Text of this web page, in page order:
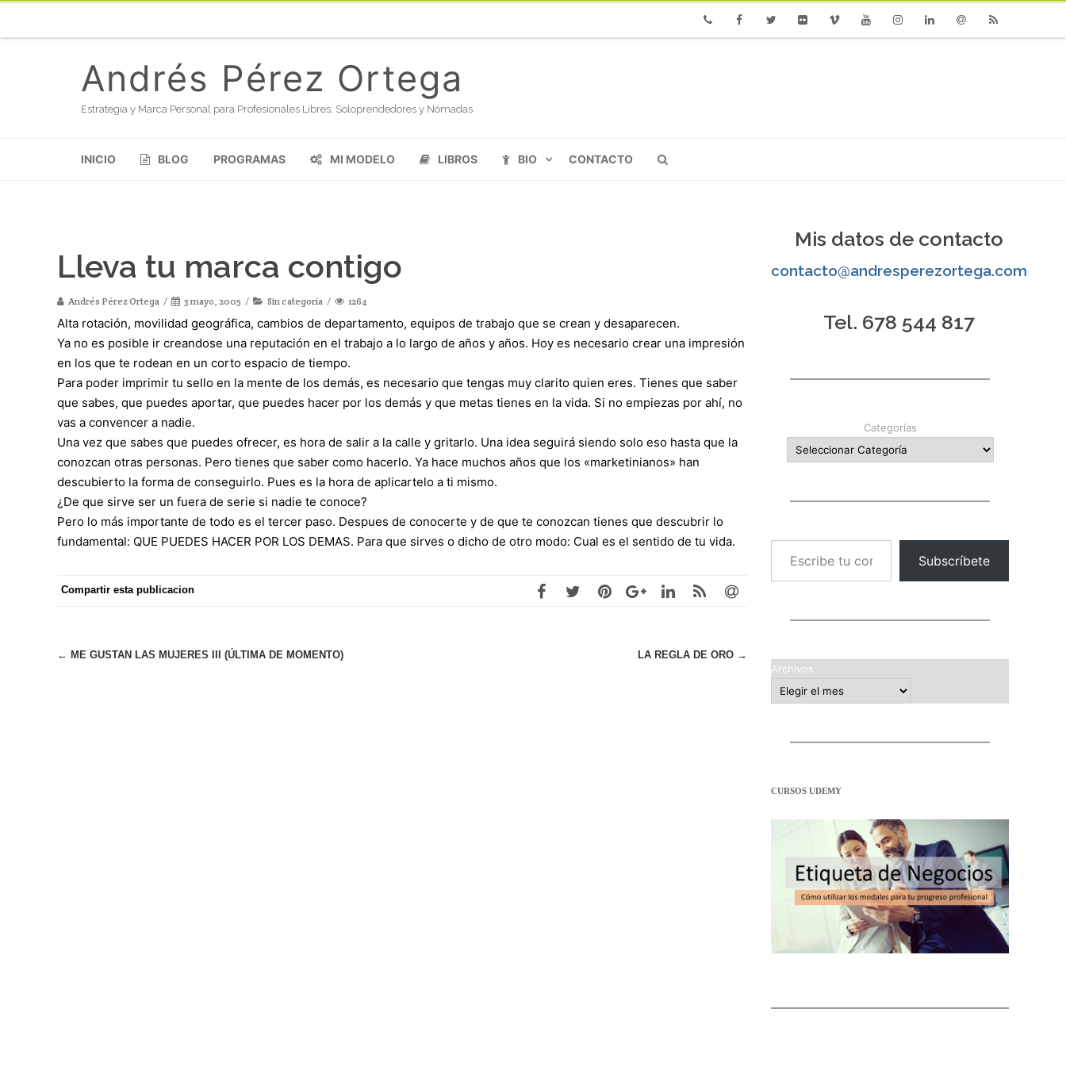
Andrés Pérez Ortega
Estrategia y Marca Personal para Profesionales Libres, Soloprendedores y Nómadas
INICIO BLOG PROGRAMAS MI MODELO LIBROS BIO CONTACTO
Lleva tu marca contigo
Andrés Pérez Ortega 3 mayo, 2005 Sin categoría 1264
Alta rotación, movilidad geográfica, cambios de departamento, equipos de trabajo que se crean y desaparecen.
Ya no es posible ir creandose una reputación en el trabajo a lo largo de años y años. Hoy es necesario crear una impresión
en los que te rodean en un corto espacio de tiempo.
Para poder imprimir tu sello en la mente de los demás, es necesario que tengas muy clarito quien eres. Tienes que saber
que sabes, que puedes aportar, que puedes hacer por los demás y que metas tienes en la vida. Si no empiezas por ahí, no
vas a convencer a nadie.
Una vez que sabes que puedes ofrecer, es hora de salir a la calle y gritarlo. Una idea seguirá siendo solo eso hasta que la
conozcan otras personas. Pero tienes que saber como hacerlo. Ya hace muchos años que los «marketinianos» han
descubierto la forma de conseguirlo. Pues es la hora de aplicartelo a ti mismo.
¿De que sirve ser un fuera de serie si nadie te conoce?
Pero lo más importante de todo es el tercer paso. Despues de conocerte y de que te conozcan tienes que descubrir lo
fundamental: QUE PUEDES HACER POR LOS DEMAS. Para que sirves o dicho de otro modo: Cual es el sentido de tu vida.
Compartir esta publicacion
Navegación
← ME GUSTAN LAS MUJERES III (ÚLTIMA DE MOMENTO) LA REGLA DE ORO →
Mis datos de contacto
contacto@andresperezortega.com
Tel. 678 544 817
Categorías
Escribe tu correo electrónico…
Subscríbete
Archivos
CURSOS UDEMY